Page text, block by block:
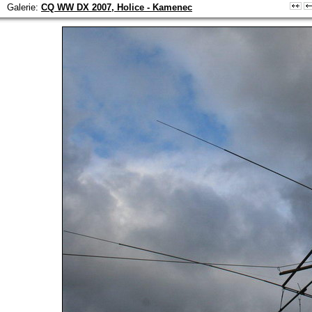
Galerie: CQ WW DX 2007, Holice - Kamenec